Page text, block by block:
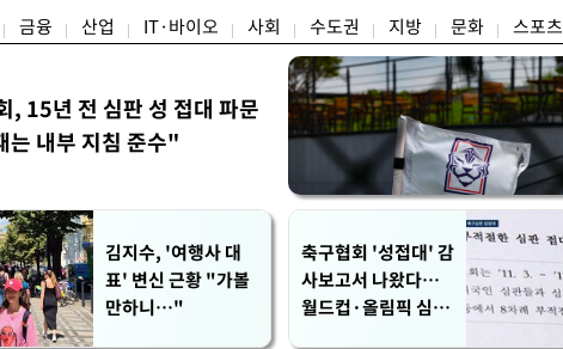
금융 산업 IT·바이오 사회 수도권 지방 문화 스포츠
, 15년 전 심판 성 접대 파문
는 내부 지침 준수"
김지수, '여행사 대
표' 변신 근황 "가볼
만하니…"
축구협회 '성접대' 감
사보고서 나왔다…
월드컵·올림픽 심판